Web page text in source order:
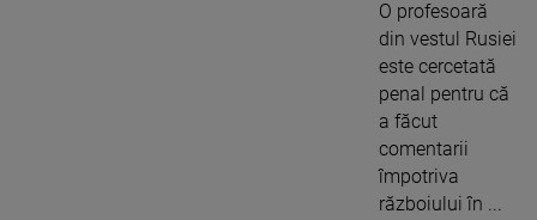
O profesoară
din vestul Rusiei
este cercetată
penal pentru că
a făcut
comentarii
împotriva
războiului în ...